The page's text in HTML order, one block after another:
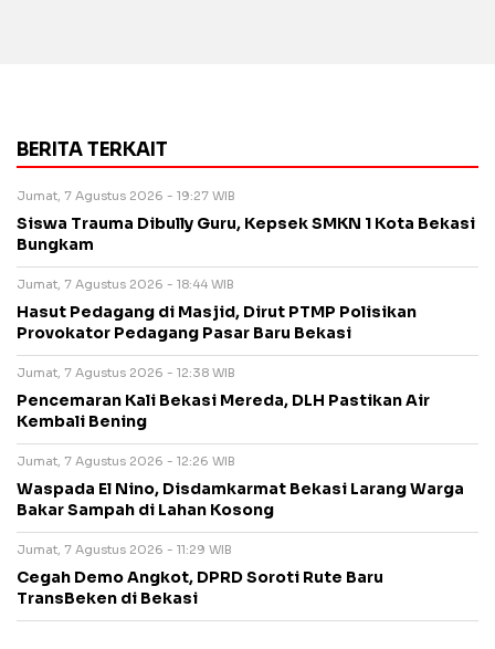
BERITA TERKAIT
Jumat, 7 Agustus 2026 - 19:27 WIB
Siswa Trauma Dibully Guru, Kepsek SMKN 1 Kota Bekasi
Bungkam
Jumat, 7 Agustus 2026 - 18:44 WIB
Hasut Pedagang di Masjid, Dirut PTMP Polisikan
Provokator Pedagang Pasar Baru Bekasi
Jumat, 7 Agustus 2026 - 12:38 WIB
Pencemaran Kali Bekasi Mereda, DLH Pastikan Air
Kembali Bening
Jumat, 7 Agustus 2026 - 12:26 WIB
Waspada El Nino, Disdamkarmat Bekasi Larang Warga
Bakar Sampah di Lahan Kosong
Jumat, 7 Agustus 2026 - 11:29 WIB
Cegah Demo Angkot, DPRD Soroti Rute Baru
TransBeken di Bekasi